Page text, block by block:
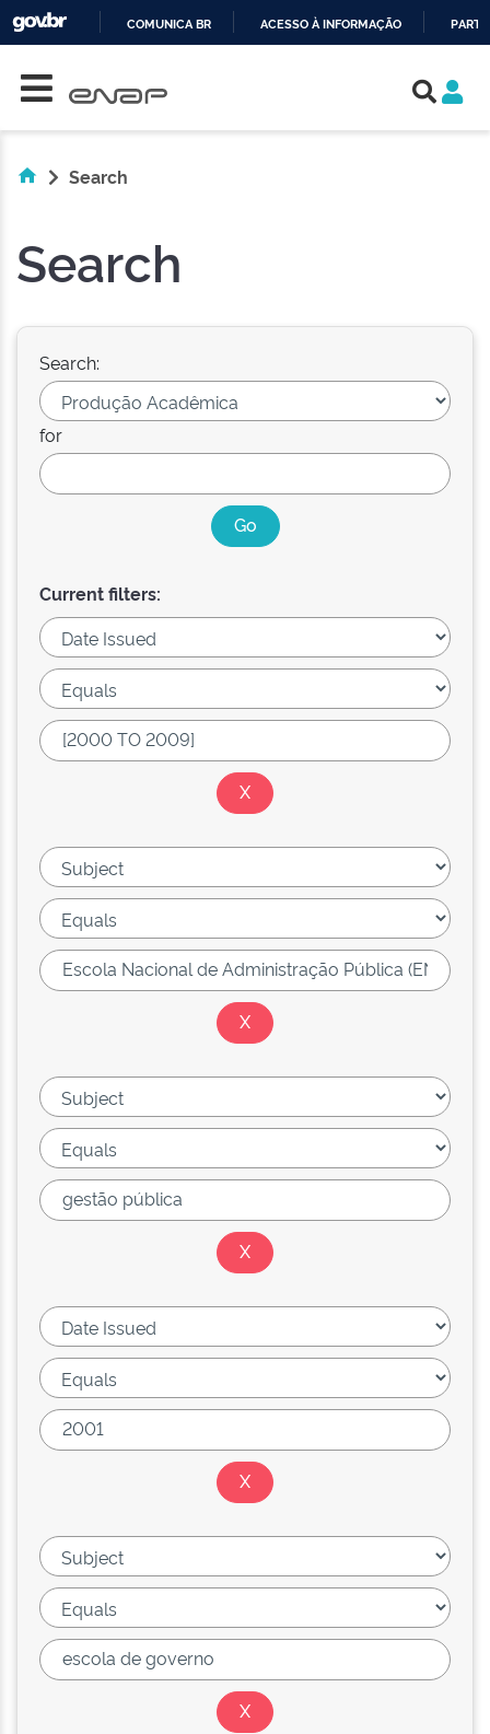
COMUNICA BR ACESSO À INFORMAÇÃO
Search
Search
Search:
for
Current filters: